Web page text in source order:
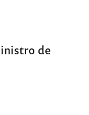
de